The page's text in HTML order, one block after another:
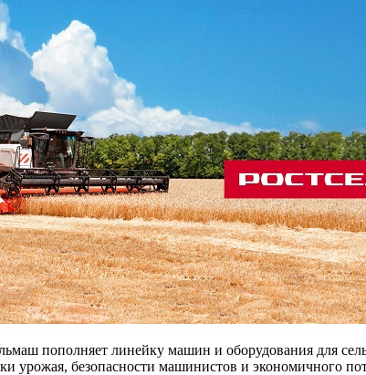
пополняет линейку машин и оборудования для
урожая, безопасности машинистов и экономичного